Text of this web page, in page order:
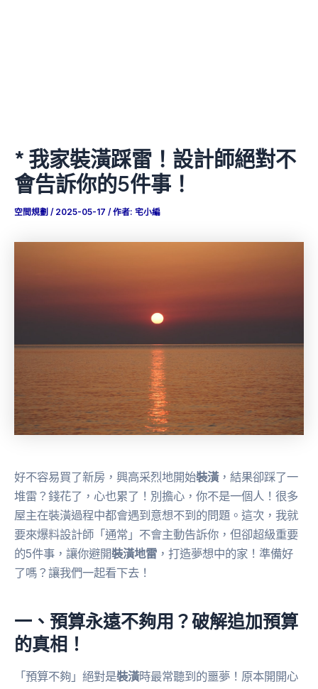
* 我家裝潢踩雷！設計師絕對不
會告訴你的5件事！
空間規劃 / 2025-05-17 / 作者: 宅小編
好不容易買了新房，興高采烈地開始裝潢，結果卻踩了一
堆雷？錢花了，心也累了！別擔心，你不是一個人！很多
屋主在裝潢過程中都會遇到意想不到的問題。這次，我就
要來爆料設計師「通常」不會主動告訴你，但卻超級重要
的5件事，讓你避開裝潢地雷 ，打造夢想中的家！準備好
了嗎？讓我們一起看下去！
一、預算永遠不夠用？破解追加預算
的真相！
「預算不夠」絕對是裝潢時最常聽到的噩夢！原本開開心